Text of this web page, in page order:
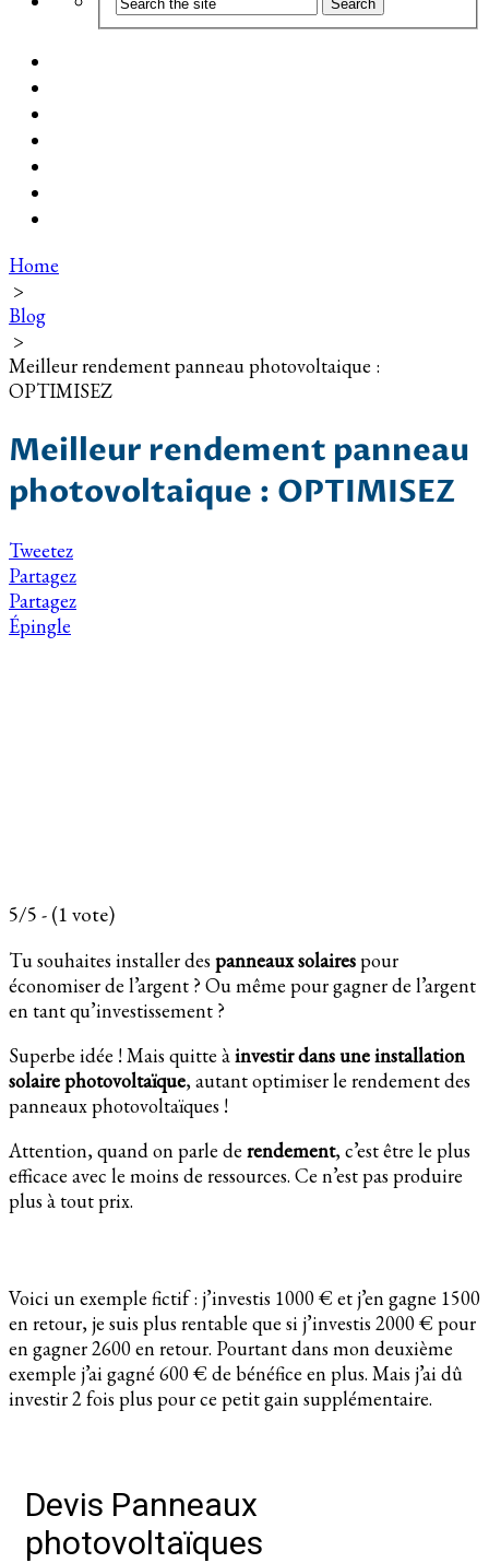
Home
>
Blog
>
Meilleur rendement panneau photovoltaique :
OPTIMISEZ
Meilleur rendement panneau
photovoltaique : OPTIMISEZ
Tweetez
Partagez
Partagez
Épingle
5/5 - (1 vote)
Tu souhaites installer des panneaux solairespour
économiser de l’argent ? Ou même pour gagner de l’argent
en tant qu’investissement ?
Superbe idée ! Mais quitte àinvestir dans une installation
solaire photovoltaïque, autant optimiser le rendement des
panneaux photovoltaïques !
Attention, quand on parle de rendement, c’est être le plus
efficace avec le moins de ressources. Ce n’est pas produire
plus à tout prix.
Voici un exemple fictif : j’investis 1000 € et j’en gagne 1500
en retour, je suis plus rentable que si j’investis 2000 € pour
en gagner 2600 en retour. Pourtant dans mon deuxième
exemple j’ai gagné 600 € de bénéfice en plus. Mais j’ai dû
investir 2 fois plus pour ce petit gain supplémentaire.
Devis Panneaux
photovoltaïques